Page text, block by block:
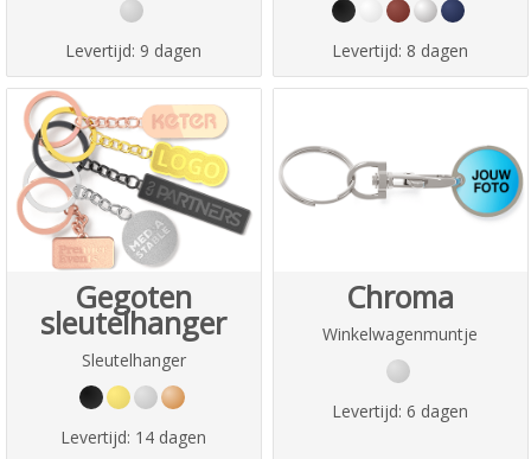
Levertijd: 9 dagen Levertijd: 8 dagen
Gegoten
sleutelhanger
Sleutelhanger
Levertijd: 14 dagen
Chroma
Winkelwagenmuntje
Levertijd: 6 dagen